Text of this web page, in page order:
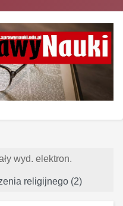
wyd. elektron.
religijnego (2)